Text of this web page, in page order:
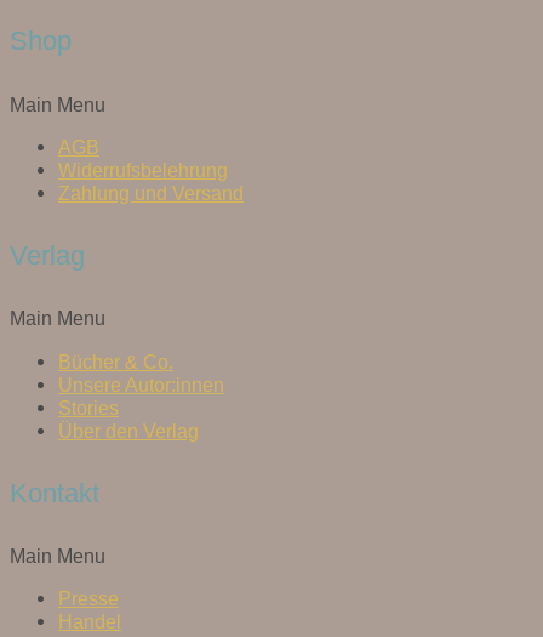
Shop
Main Menu
AGB
Widerrufsbelehrung
Zahlung und Versand
Verlag
Main Menu
Bücher & Co.
Unsere Autor:innen
Stories
Über den Verlag
Kontakt
Main Menu
Presse
Handel